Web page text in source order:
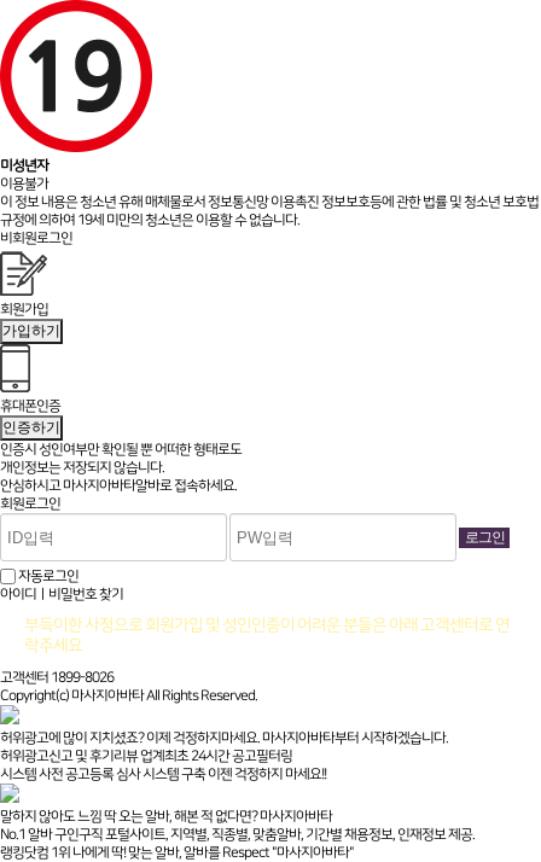
미성년자
이용불가
이 정보 내용은 청소년 유해 매체물로서 정보통신망 이용촉진 정보보호등에 관한 법률 및 청소년 보호법
규정에 의하여 19세 미만의 청소년은 이용할 수 없습니다.
비회원로그인
회원가입
가입하기
휴대폰인증
인증하기
인증시 성인여부만 확인될 뿐어떠한 형태로도
개인정보는 저장되지 않습니다.
안심하시고 마사지아바타알바로 접속하세요.
회원로그인
자동로그인
아이디ㅣ비밀번호 찾기
부득이한 사정으로 회원가입 및 성인인증이 어려운 분들은 아래 고객센터로 연
락주세요
고객센터 1899-8026
Copyright(c) 마사지아바타 All Rights Reserved.
허위광고에 많이 지치셨죠? 이제 걱정하지마세요. 마사지아바타부터 시작하겠습니다.
허위광고신고 및 후기리뷰 업계최초 24시간 공고필터링
시스템 사전 공고등록 심사 시스템 구축 이젠 걱정하지 마세요!!
말하지 않아도 느낌 딱 오는 알바, 해본 적 없다면? 마사지아바타
No.1 알바 구인구직 포털사이트, 지역별, 직종별, 맞춤알바, 기간별 채용정보, 인재정보 제공.
랭킹닷컴 1위 나에게 딱! 맞는 알바, 알바를 Respect "마사지아바타"